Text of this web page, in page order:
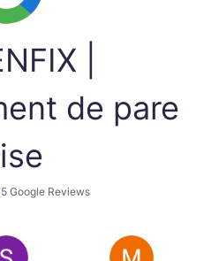
|
de pare
Google Reviews